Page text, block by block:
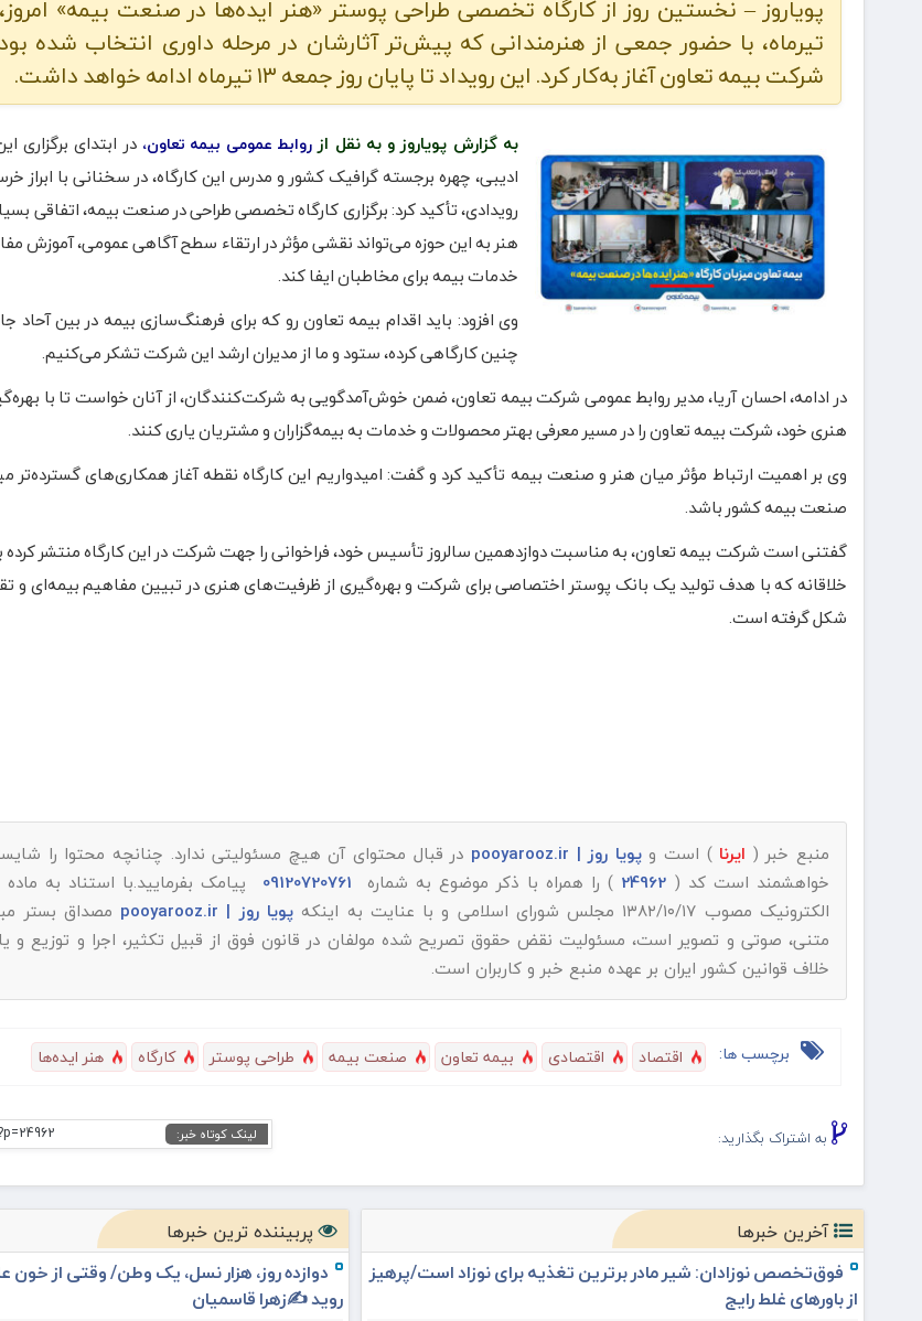
تیرماه، با حضور جمعی از هنرمندانی که پیش‌تر آثارشان در مرحله داوری انتخاب شده
شرکت بیمه تعاون آغاز به‌کار کرد. این رویداد تا پایان روز جمعه ۱۳ تیرماه ادامه خواهد داشت.
به گزارش پویاروز و به نقل ازروابط عمومی بیمه تعاون، در ابتدای برگزاری
ادیبی، چهره برجسته گرافیک کشور و مدرس این کارگاه، در سخنانی با ابراز
رویدادی، تأکید کرد: برگزاری کارگاه تخصصی طراحی در صنعت بیمه، اتفاقی
هنر به این حوزه می‌تواند نقشی مؤثر در ارتقاء سطح آگاهی عمومی، آموزش
خدمات بیمه برای مخاطبان ایفا کند.
وی افزود: باید اقدام بیمه تعاون رو که برای فرهنگ‌سازی بیمه در بین آحاد
چنین کارگاهی کرده، ستود و ما از مدیران ارشد این شرکت تشکر ‌می‌کنیم.
در ادامه، احسان آریا، مدیر روابط عمومی شرکت بیمه تعاون، ضمن خوش‌آمدگویی به شرکت‌کنندگان، از آنان خواست تا با
هنری خود، شرکت بیمه تعاون را در مسیر معرفی بهتر محصولات و خدمات به بیمه‌گزاران و مشتریان یاری کنند.
وی بر اهمیت ارتباط مؤثر میان هنر و صنعت بیمه تأکید کرد و گفت: امیدواریم این کارگاه نقطه آغاز همکاری‌های گسترده‌تر
صنعت بیمه کشور باشد.
گفتنی است شرکت بیمه تعاون، به مناسبت دوازدهمین سالروز تأسیس خود، فراخوانی را جهت شرکت در این کارگاه منتشر کرده
خلاقانه که با هدف تولید یک بانک پوستر اختصاصی برای شرکت و بهره‌گیری از ظرفیت‌های هنری در تبیین مفاهیم بیمه‌ای و
شکل گرفته است.
منبع خبر ( ایرنا ) است وپویا روز | pooyarooz.ir
در قبال محتوای آن هیچ مسئولیتی ندارد. چنانچه محتوا را
خواهشمند است کد (
) را همراه با ذکر موضوع به شماره
الکترونیک مصوب ۱۳۸۲/۱۰/۱۷ مجلس شورای اسلامی و با عنایت به اینکه
پویا روز | pooyarooz.ir
مصداق بستر
متنی، صوتی و تصویر است، مسئولیت نقض حقوق تصریح شده مولفان در قانون فوق از قبیل تکثیر، اجرا و توزیع و
خلاف قوانین کشور ایران بر عهده منبع خبر و کاربران است.
برچسب ها: اقتصاد اقتصادی بیمه تعاون صنعت بیمه طراحی پوستر کارگاه هنر ایده‌ها
به اشتراک بگذارید: لینک کوتاه خبر:
آخرین خبرها
فوق‌تخصص نوزادان: شیر مادر برترین تغذیه برای نوزاد است/پرهیز
از باورهای غلط رایج
پربیننده ترین خبرها
دوازده روز، هزار نسل، یک وطن/ وقتی از خون
روید ✍️زهرا قاسمیان